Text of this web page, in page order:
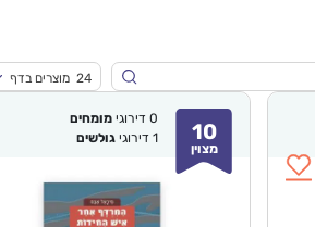
24 מוצרים בדף
10
מצוין
0 דירוגימומחים
1 דירוגיגולשים